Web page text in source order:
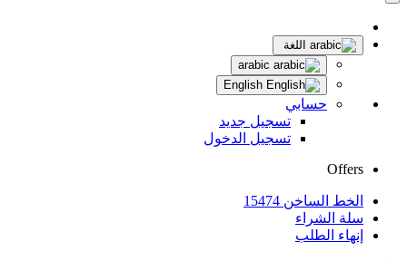
اللغة
حسابي
تسجيل جديد
تسجيل الدخول
Offers
الخط الساخن 15474
سلة الشراء
إنهاء الطلب